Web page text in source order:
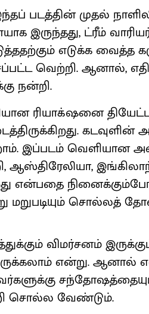
படத்​தின் முதல்
இருந்​தது, ட்ரீம்
எடுக்க
வெற்​றி. ஆனால்,
நன்​றி.
ரியாக் ஷனை
இப்படம் வெளி​யான
ஆஸ்​திரேலி​யா,
என்​பதை
மறுபடி​யும் சொல்​லத்
விமர்​சனம்
என்​று. ஆனால்
சொல்ல வேண்​டும்.